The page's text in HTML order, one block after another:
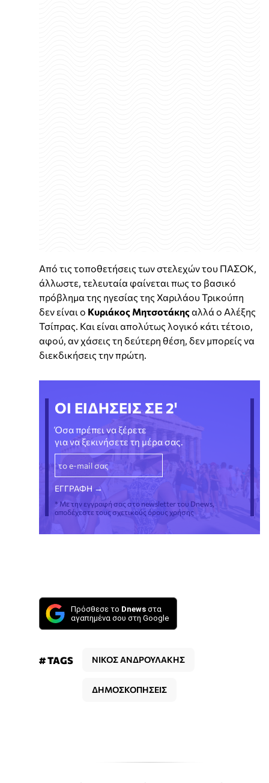
Από τις τοποθετήσεις των στελεχών του ΠΑΣΟΚ,
άλλωστε, τελευταία φαίνεται πως το βασικό
πρόβλημα της ηγεσίας της Χαριλάου Τρικούπη
δεν είναι ο Κυριάκος Μητσοτάκηςαλλά ο Αλέξης
Τσίπρας. Και είναι απολύτως λογικό κάτι τέτοιο,
αφού, αν χάσεις τη δεύτερη θέση, δεν μπορείς να
διεκδικήσεις την πρώτη.
ΟΙ ΕΙΔΗΣΕΙΣ ΣΕ 2'
Όσα πρέπει να ξέρετε
για να ξεκινήσετε τη μέρα σας.
* Με την εγγραφή σας στο newsletter του Dnews,
αποδέχεστε τους σχετικούς όρους χρήσης
Πρόσθεσε το Dnews στα
αγαπημένα σου στη Google
# TAGS ΝΙΚΟΣ ΑΝΔΡΟΥΛΑΚΗΣ
ΔΗΜΟΣΚΟΠΗΣΕΙΣ